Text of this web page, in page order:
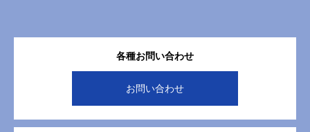
各種お問い合わせ
お問い合わせ